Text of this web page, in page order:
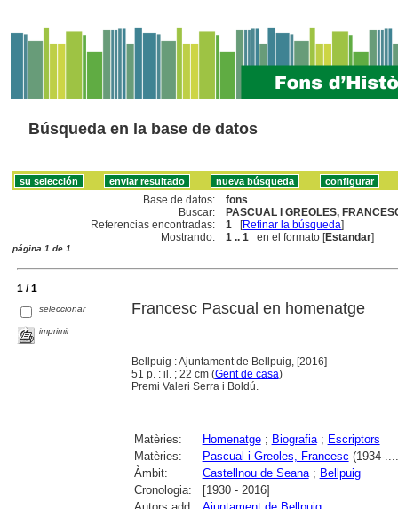
Búsqueda en la base de datos
Base de datos:
fons
Buscar:
PASCUAL I GREOLES,
Referencias encontradas:
1 [Refinar la búsqueda]
Mostrando:
1 .. 1 en el formato [Estandar]
página 1 de 1
1 / 1
seleccionar
imprimir
Francesc Pascual en homenatge
Bellpuig : Ajuntament de Bellpuig, [2016]
51 p. : il. ; 22 cm (Gent de casa)
Premi Valeri Serra i Boldú.
Matèries: Homenatge; Biografia; Escriptors
Matèries:
Pascual i Greoles, Francesc (1934-
Àmbit:
Castellnou de Seana; Bellpuig
Cronologia:
[1930 - 2016]